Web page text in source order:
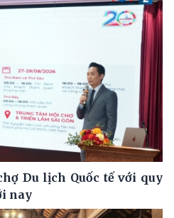
Du lịch Quốc tế với quy
nay